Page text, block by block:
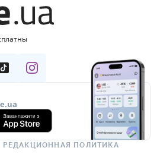
РЕДАКЦИОННАЯ ПОЛИТИКА